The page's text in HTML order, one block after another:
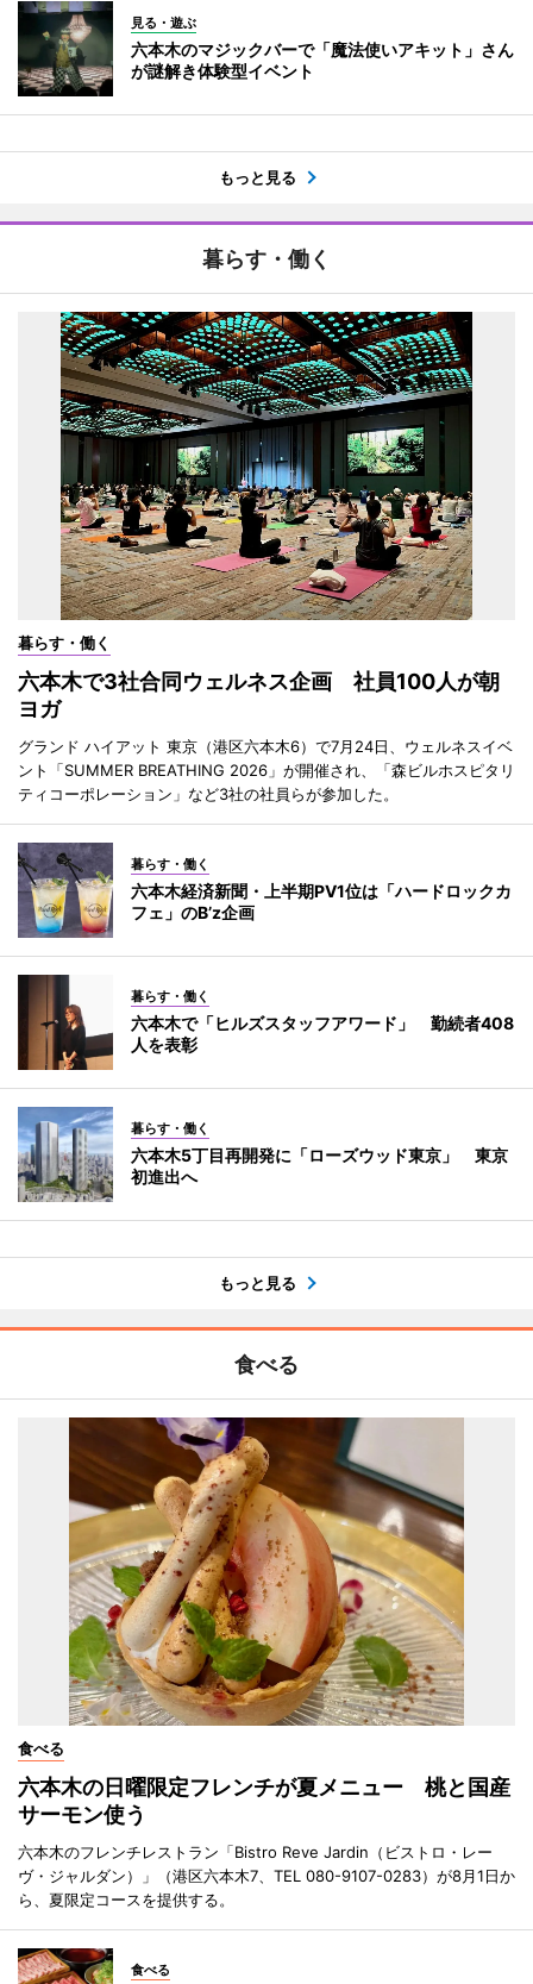
見る・遊ぶ
六本木のマジックバーで「魔法使いアキット」さん
が謎解き体験型イベント
もっと見る
暮らす・働く
暮らす・働く
六本木で3社合同ウェルネス企画 社員100人が朝
ヨガ
グランド ハイアット 東京（港区六本木6）で7月24日、ウェルネスイベ
ント「SUMMER BREATHING 2026」が開催され、「森ビルホスピタリ
ティコーポレーション」など3社の社員らが参加した。
暮らす・働く
六本木経済新聞・上半期PV1位は「ハードロックカ
フェ」のB’z企画
暮らす・働く
六本木で「ヒルズスタッフアワード」 勤続者408
人を表彰
暮らす・働く
六本木5丁目再開発に「ローズウッド東京」 東京
初進出へ
もっと見る
食べる
食べる
六本木の日曜限定フレンチが夏メニュー 桃と国産
サーモン使う
六本木のフレンチレストラン「Bistro Reve Jardin（ビストロ・レー
ヴ・ジャルダン）」（港区六本木7、TEL 080-9107-0283）が8月1日か
ら、夏限定コースを提供する。
食べる